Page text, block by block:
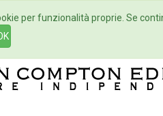
Eventi
per funzionalità proprie. Se